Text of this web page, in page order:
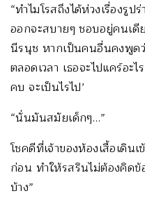
“ทำไมโรสถึงได้ห่วงเรื่องรู
ออกจะสบายๆ ชอบอยู่คนเ
นีรนุช หากเป็นคนอื่นคงพูดว่
ตลอดเวลา เธอจะไปแคร์อะ
คบ จะเป็นไรไป’
“นั่นมันสมัยเด็กๆ…”
โชคดีที่เจ้าของห้องเสื้อเดิน
ก่อน ทำให้รสรินไม่ต้องคิดข้
บ้าง”